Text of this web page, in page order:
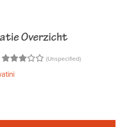
Overzicht
(Unspecified)